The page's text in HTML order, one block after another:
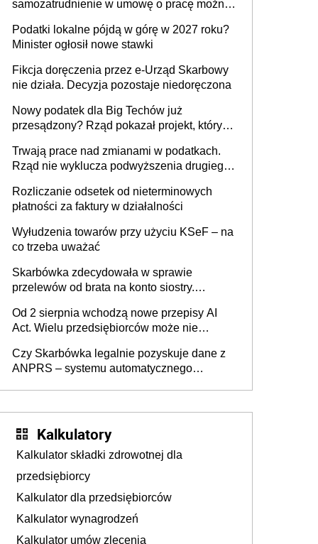
prowadzeniem działalności gospodarczej
samozatrudnienie w umowę o pracę można
umowy cywilnoprawnej jedynym
racjonalnym wyjściem
Podatki lokalne pójdą w górę w 2027 roku?
Minister ogłosił nowe stawki
Fikcja doręczenia przez e-Urząd Skarbowy
nie działa. Decyzja pozostaje niedoręczona
Nowy podatek dla Big Techów już
przesądzony? Rząd pokazał projekt, który
Trwają prace nad zmianami w podatkach.
Rząd nie wyklucza podwyższenia drugiego
Rozliczanie odsetek od nieterminowych
płatności za faktury w działalności
Wyłudzenia towarów przy użyciu KSeF – na
co trzeba uważać
Skarbówka zdecydowała w sprawie
przelewów od brata na konto siostry.
darowizna, ale podatku jednak nie będzie
Od 2 sierpnia wchodzą nowe przepisy AI
Act. Wielu przedsiębiorców może nie
Czy Skarbówka legalnie pozyskuje dane z
ANPRS – systemu automatycznego
Kalkulatory
Kalkulator składki zdrowotnej dla
przedsiębiorcy
Kalkulator dla przedsiębiorców
Kalkulator wynagrodzeń
Kalkulator umów zlecenia